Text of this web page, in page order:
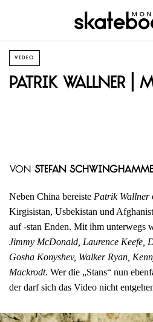
VIDEO
Patrik Wallner |
von Stefan
Neben China bereiste Patrik Wallner
Kirgisistan, Usbekistan und
auf -stan Enden. Mit ihm unterwegs
Jimmy McDonald, Laurence Keefe,
Gosha Konyshev, Walker Ryan,
Mackrodt. Wer die „Stans“ nun
der darf sich das Video nicht